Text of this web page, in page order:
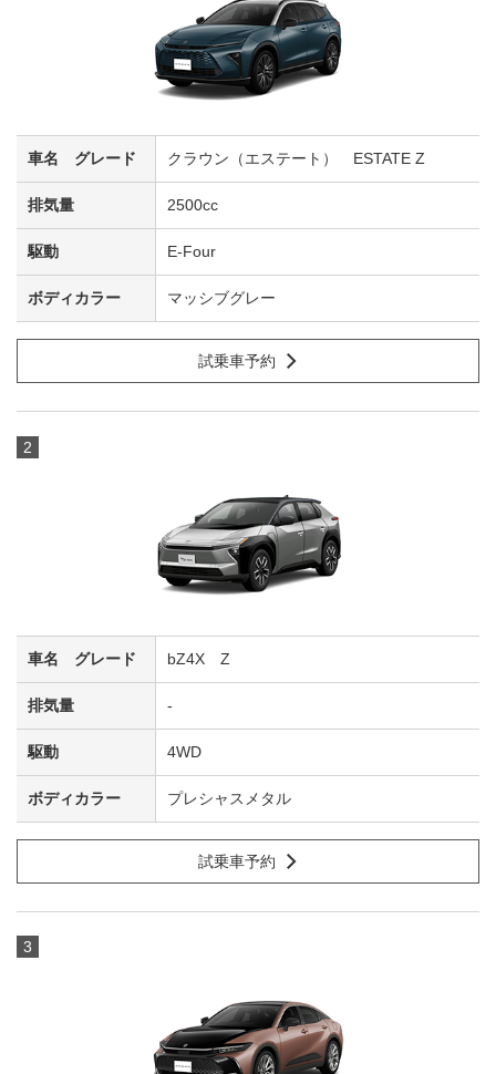
クラウン（エステート） ESTATE Z
2500cc
E-Four
マッシブグレー
試乗車予約
2
bZ4X Z
-
4WD
プレシャスメタル
試乗車予約
3